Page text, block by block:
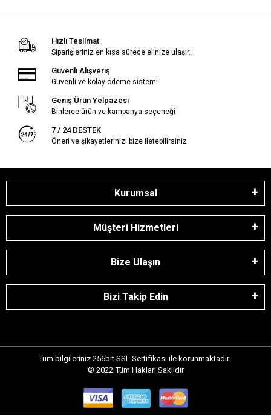
Hızlı Teslimat
Siparişleriniz en kısa sürede elinize ulaşır.
Güvenli Alışveriş
Güvenli ve kolay ödeme sistemi
Geniş Ürün Yelpazesi
Binlerce ürün ve kampanya seçeneği
7 / 24 DESTEK
Öneri ve şikayetlerinizi bize iletebilirsiniz.
Kurumsal
Müşteri Hizmetleri
Bize Ulaşın
Bizi Takip Edin
Tüm bilgileriniz 256bit SSL Sertifikası ile korunmaktadır.
© 2022 Tüm Hakları Saklıdır